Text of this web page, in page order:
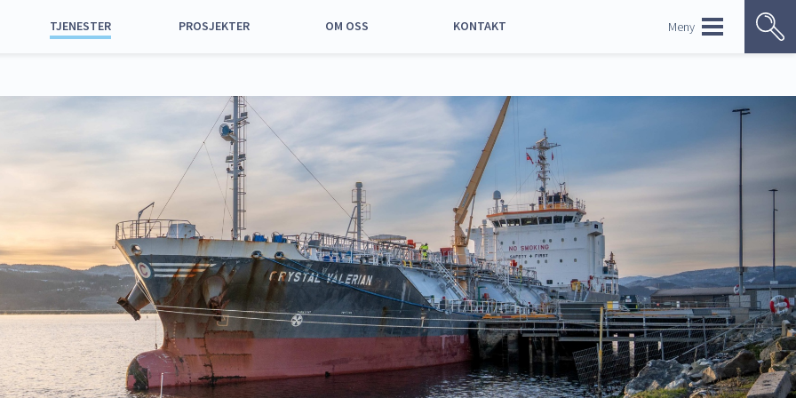
TJENESTER PROSJEKTER OM OSS KONTAKT Meny
Alle tjenester
Utstyr og
Aktiviteter og
tiltak
Alle prosjekter
Nyhavna
Grønøra vest,
Orkanger
Utskipingskai for
kalk
Samfunnsansvar
Strategi 2025 –
2035
Historie
Representantskap
Styret
Kontaktoversikt
Ledige stillinger
Bildebank